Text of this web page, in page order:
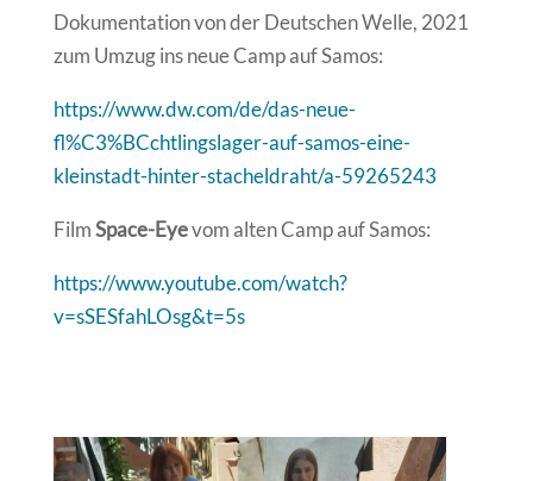
Dokumentation von der Deutschen Welle, 2021
zum Umzug ins neue Camp auf Samos:
https://www.dw.com/de/das-neue-
fl%C3%BCchtlingslager-auf-samos-eine-
kleinstadt-hinter-stacheldraht/a-59265243
FilmSpace-Eyevom alten Camp auf Samos:
https://www.youtube.com/watch?
v=sSESfahLOsg&t=5s